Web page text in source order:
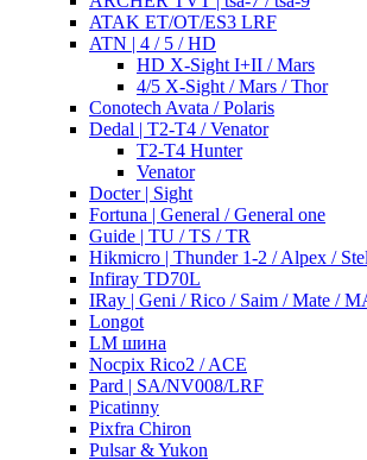
ATAK ET/OT/ES3 LRF
ATN | 4 / 5 / HD
HD X-Sight I+II / Mars
4/5 X-Sight / Mars / Thor
Conotech Avata / Polaris
Dedal | T2-T4 / Venator
T2-T4 Hunter
Venator
Docter | Sight
Fortuna | General / General one
Guide | TU / TS / TR
Hikmicro | Thunder 1-2 / Alpex /
Infiray TD70L
IRay | Geni / Rico / Saim / Mate /
Longot
LM шина
Nocpix Rico2 / ACE
Pard | SA/NV008/LRF
Picatinny
Pixfra Chiron
Pulsar & Yukon